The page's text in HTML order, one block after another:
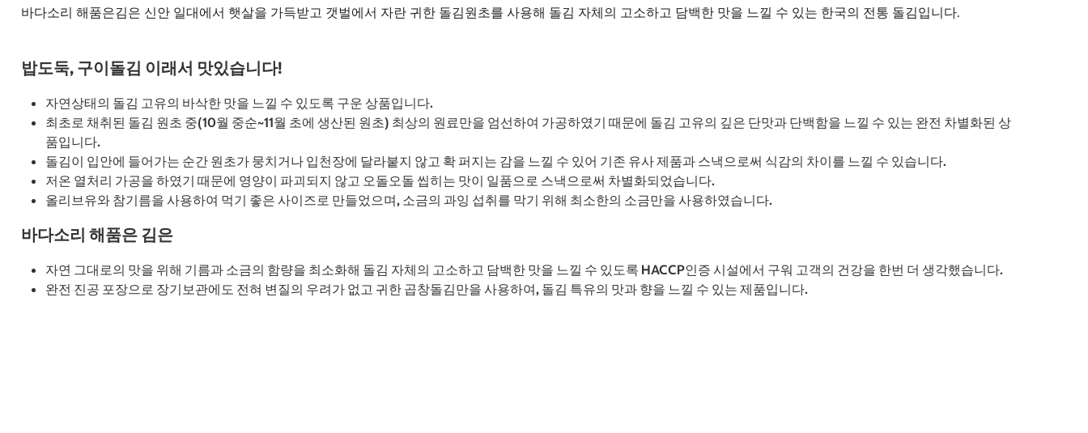
바다소리 해품은김은 신안 일대에서 햇살을 가득받고 갯벌에서 자란 귀한 돌김원초를 사용해 돌김 자체의 고소하고 담백한 맛을 느낄 수 있는 한국의 전통 돌김입니다.
밥도둑, 구이돌김 이래서 맛있습니다!
자연상태의 돌김 고유의 바삭한 맛을 느낄 수 있도록 구운 상품입니다.
최초로 채취된 돌김 원초 중(10월 중순~11월 초에 생산된 원초) 최상의 원료만을 엄선하여 가공하였기 때문에 돌김 고유의 깊은 단맛과 단백함을 느낄 수 있는 완전 차별화된 상
품입니다.
돌김이 입안에 들어가는 순간 원초가 뭉치거나 입천장에 달라붙지 않고 확 퍼지는 감을 느낄 수 있어 기존 유사 제품과 스낵으로써 식감의 차이를 느낄 수 있습니다.
저온 열처리 가공을 하였기 때문에 영양이 파괴되지 않고 오돌오돌 씹히는 맛이 일품으로 스낵으로써 차별화되었습니다.
올리브유와 참기름을 사용하여 먹기 좋은 사이즈로 만들었으며, 소금의 과잉 섭취를 막기 위해 최소한의 소금만을 사용하였습니다.
바다소리 해품은 김은
자연 그대로의 맛을 위해 기름과 소금의 함량을 최소화해 돌김 자체의 고소하고 담백한 맛을 느낄 수 있도록 HACCP인증 시설에서 구워 고객의 건강을 한번 더 생각했습니다.
완전 진공 포장으로 장기보관에도 전혀 변질의 우려가 없고 귀한 곱창돌김만을 사용하여, 돌김 특유의 맛과 향을 느낄 수 있는 제품입니다.